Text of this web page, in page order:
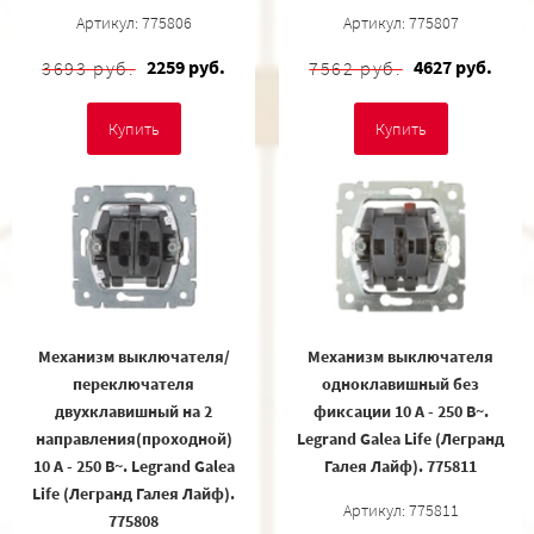
Артикул: 775806
3693 руб. 2259 руб.
Купить
Артикул: 775807
7562 руб. 4627 руб.
Купить
Механизм выключателя/
переключателя
двухклавишный на 2
направления(проходной)
10 A - 250 В~. Legrand Galea
Life (Легранд Галея Лайф).
775808
Механизм выключателя
одноклавишный без
фиксации 10 А - 250 В~.
Legrand Galea Life (Легранд
Галея Лайф). 775811
Артикул: 775811